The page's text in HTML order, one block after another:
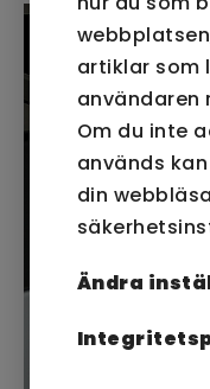
artiklar som
användaren
Om du inte
används
din
Ändra